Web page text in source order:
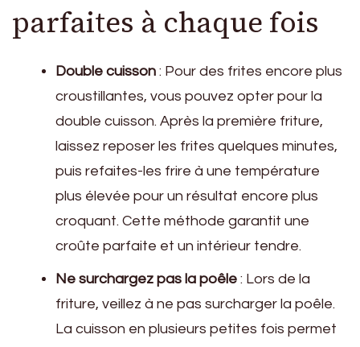
parfaites à chaque fois
Double cuisson : Pour des frites encore plus
croustillantes, vous pouvez opter pour la
double cuisson. Après la première friture,
laissez reposer les frites quelques minutes,
puis refaites-les frire à une température
plus élevée pour un résultat encore plus
croquant. Cette méthode garantit une
croûte parfaite et un intérieur tendre.
Ne surchargez pas la poêle : Lors de la
friture, veillez à ne pas surcharger la poêle.
La cuisson en plusieurs petites fois permet